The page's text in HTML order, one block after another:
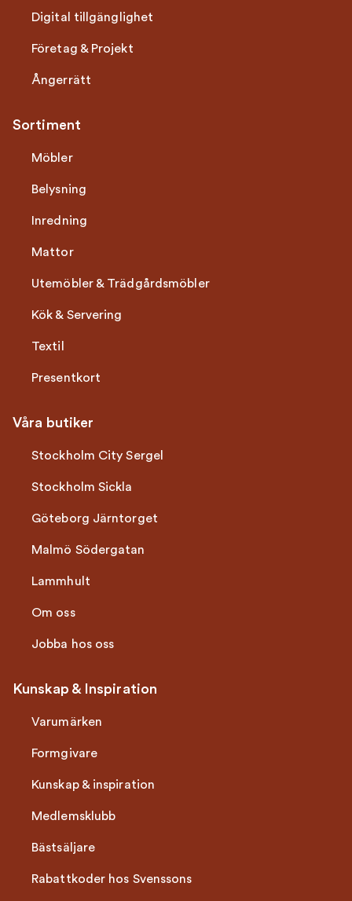
Digital tillgänglighet
Företag & Projekt
Ångerrätt
Sortiment
Möbler
Belysning
Inredning
Mattor
Utemöbler & Trädgårdsmöbler
Kök & Servering
Textil
Presentkort
Våra butiker
Stockholm City Sergel
Stockholm Sickla
Göteborg Järntorget
Malmö Södergatan
Lammhult
Om oss
Jobba hos oss
Kunskap & Inspiration
Varumärken
Formgivare
Kunskap & inspiration
Medlemsklubb
Bästsäljare
Rabattkoder hos Svenssons